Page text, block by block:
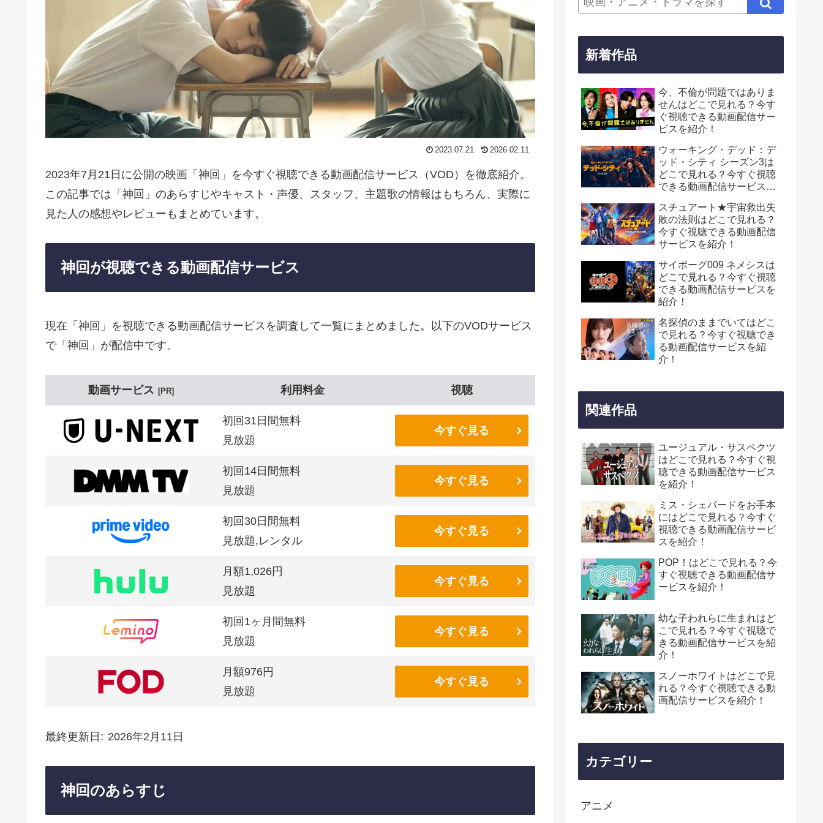
2023.07.21 2026.02.11
2023年7月21日に公開の映画「神回」を今すぐ視聴できる動画配信サービス（VOD）を徹底紹介。
この記事では「神回」のあらすじやキャスト・声優、スタッフ、主題歌の情報はもちろん、実際に
見た人の感想やレビューもまとめています。
神回が視聴できる動画配信サービス
現在「神回」を視聴できる動画配信サービスを調査して一覧にまとめました。以下のVODサービス
で「神回」が配信中です。
動画サービス PR 利用料金 視聴
初回31日間無料
見放題
今すぐ見る
初回14日間無料
見放題
今すぐ見る
初回30日間無料
見放題,レンタル
今すぐ見る
月額1,026円
見放題
今すぐ見る
初回1ヶ月間無料
見放題
今すぐ見る
月額976円
見放題
今すぐ見る
最終更新日 2026年2月11日
神回のあらすじ
新着作品
今、不倫が問題ではありま
せんはどこで見れる？今す
ぐ視聴できる動画配信サー
ビスを紹介！
ウォーキング・デッド：デ
ッド・シティ シーズン3は
どこで見れる？今すぐ視聴
できる動画配信サービスを
スチュアート★宇宙救出失
敗の法則はどこで見れる？
今すぐ視聴できる動画配信
サービスを紹介！
サイボーグ009 ネメシスは
どこで見れる？今すぐ視聴
できる動画配信サービスを
紹介！
名探偵のままでいてはどこ
で見れる？今すぐ視聴でき
る動画配信サービスを紹
介！
関連作品
ユージュアル・サスペクツ
はどこで見れる？今すぐ視
聴できる動画配信サービス
を紹介！
ミス・シェパードをお手本
にはどこで見れる？今すぐ
視聴できる動画配信サービ
スを紹介！
POP！はどこで見れる？今
すぐ視聴できる動画配信サ
ービスを紹介！
幼な子われらに生まれはど
こで見れる？今すぐ視聴で
きる動画配信サービスを紹
介！
スノーホワイトはどこで見
れる？今すぐ視聴できる動
画配信サービスを紹介！
カテゴリー
アニメ